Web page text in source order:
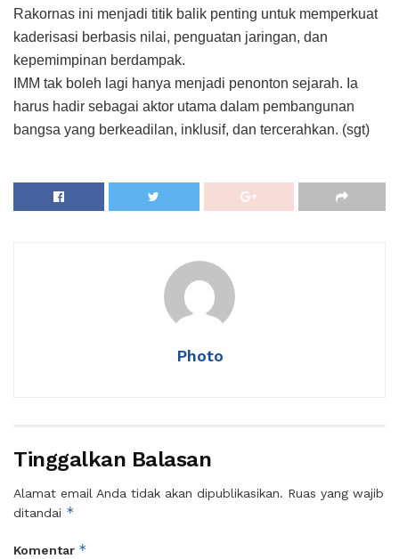
Rakornas ini menjadi titik balik penting untuk memperkuat
kaderisasi berbasis nilai, penguatan jaringan, dan
kepemimpinan berdampak.
IMM tak boleh lagi hanya menjadi penonton sejarah. Ia
harus hadir sebagai aktor utama dalam pembangunan
bangsa yang berkeadilan, inklusif, dan tercerahkan. (sgt)
Photo
Tinggalkan Balasan
Alamat email Anda tidak akan dipublikasikan. Ruas yang wajib
ditandai *
Komentar *